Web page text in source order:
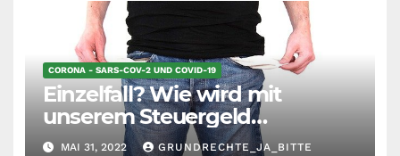
CORONA - SARS-COV-2 UND COVID-19
Einzelfall? Wie wird mit
unserem Steuergeld
umgegangen?
MAI 31, 2022 GRUNDRECHTE_JA_BITTE